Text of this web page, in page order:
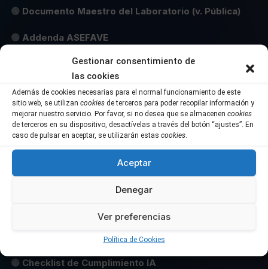
Gestionar consentimiento de
las cookies
Además de cookies necesarias para el normal funcionamiento de este
sitio web, se utilizan cookies de terceros para poder recopilar información y
mejorar nuestro servicio. Por favor, si no desea que se almacenen cookies
de terceros en su dispositivo, desactívelas a través del botón “ajustes”. En
caso de pulsar en aceptar, se utilizarán estas cookies
Aceptar
Denegar
Ver preferencias
Política de Cookies
🟢 Documento Maestro del Laboratorio (v. Pública)
🟢 Addenda ASEFAVE
Plantilla Micro RFP
🟡Manual de Suscripciones y SLA
🟡Manual de Horas
Documento Maestro del Laboratorio
ÉTICA Y CUMPLIMIENTO IA
Anexo QA+Ética D+30
🟡 Checklist de Cumplimiento IA